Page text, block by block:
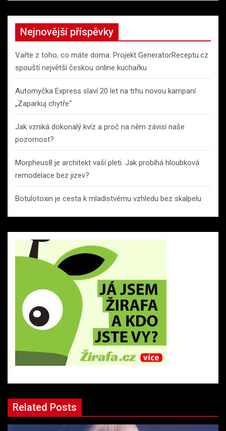
Nejnovější příspěvky
Vařte z toho, co máte doma: Projekt GeneratorReceptu.cz
spouští největší českou online kuchařku
Automyčka Express slaví 20 let na trhu novou kampaní
„Zaparkuj chytře“
Jak vzniká dokonalý kvíz a proč na něm závisí naše
pozornost?
Morpheus8 je architekt vaší pleti. Jak probíhá hloubková
remodelace bez jizev?
Botulotoxin je cesta k mladistvému vzhledu bez skalpelu
Related Posts